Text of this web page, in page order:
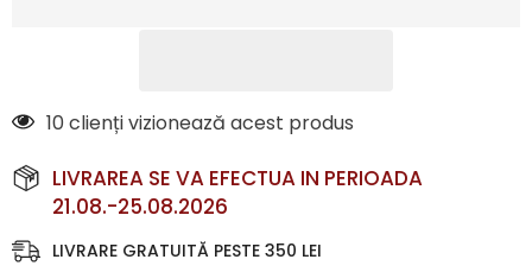
6 clienți vizionează acest produs
LIVRAREA SE VA EFECTUA IN PERIOADA
21.08.-25.08.2026
LIVRARE GRATUITĂ PESTE 350 LEI